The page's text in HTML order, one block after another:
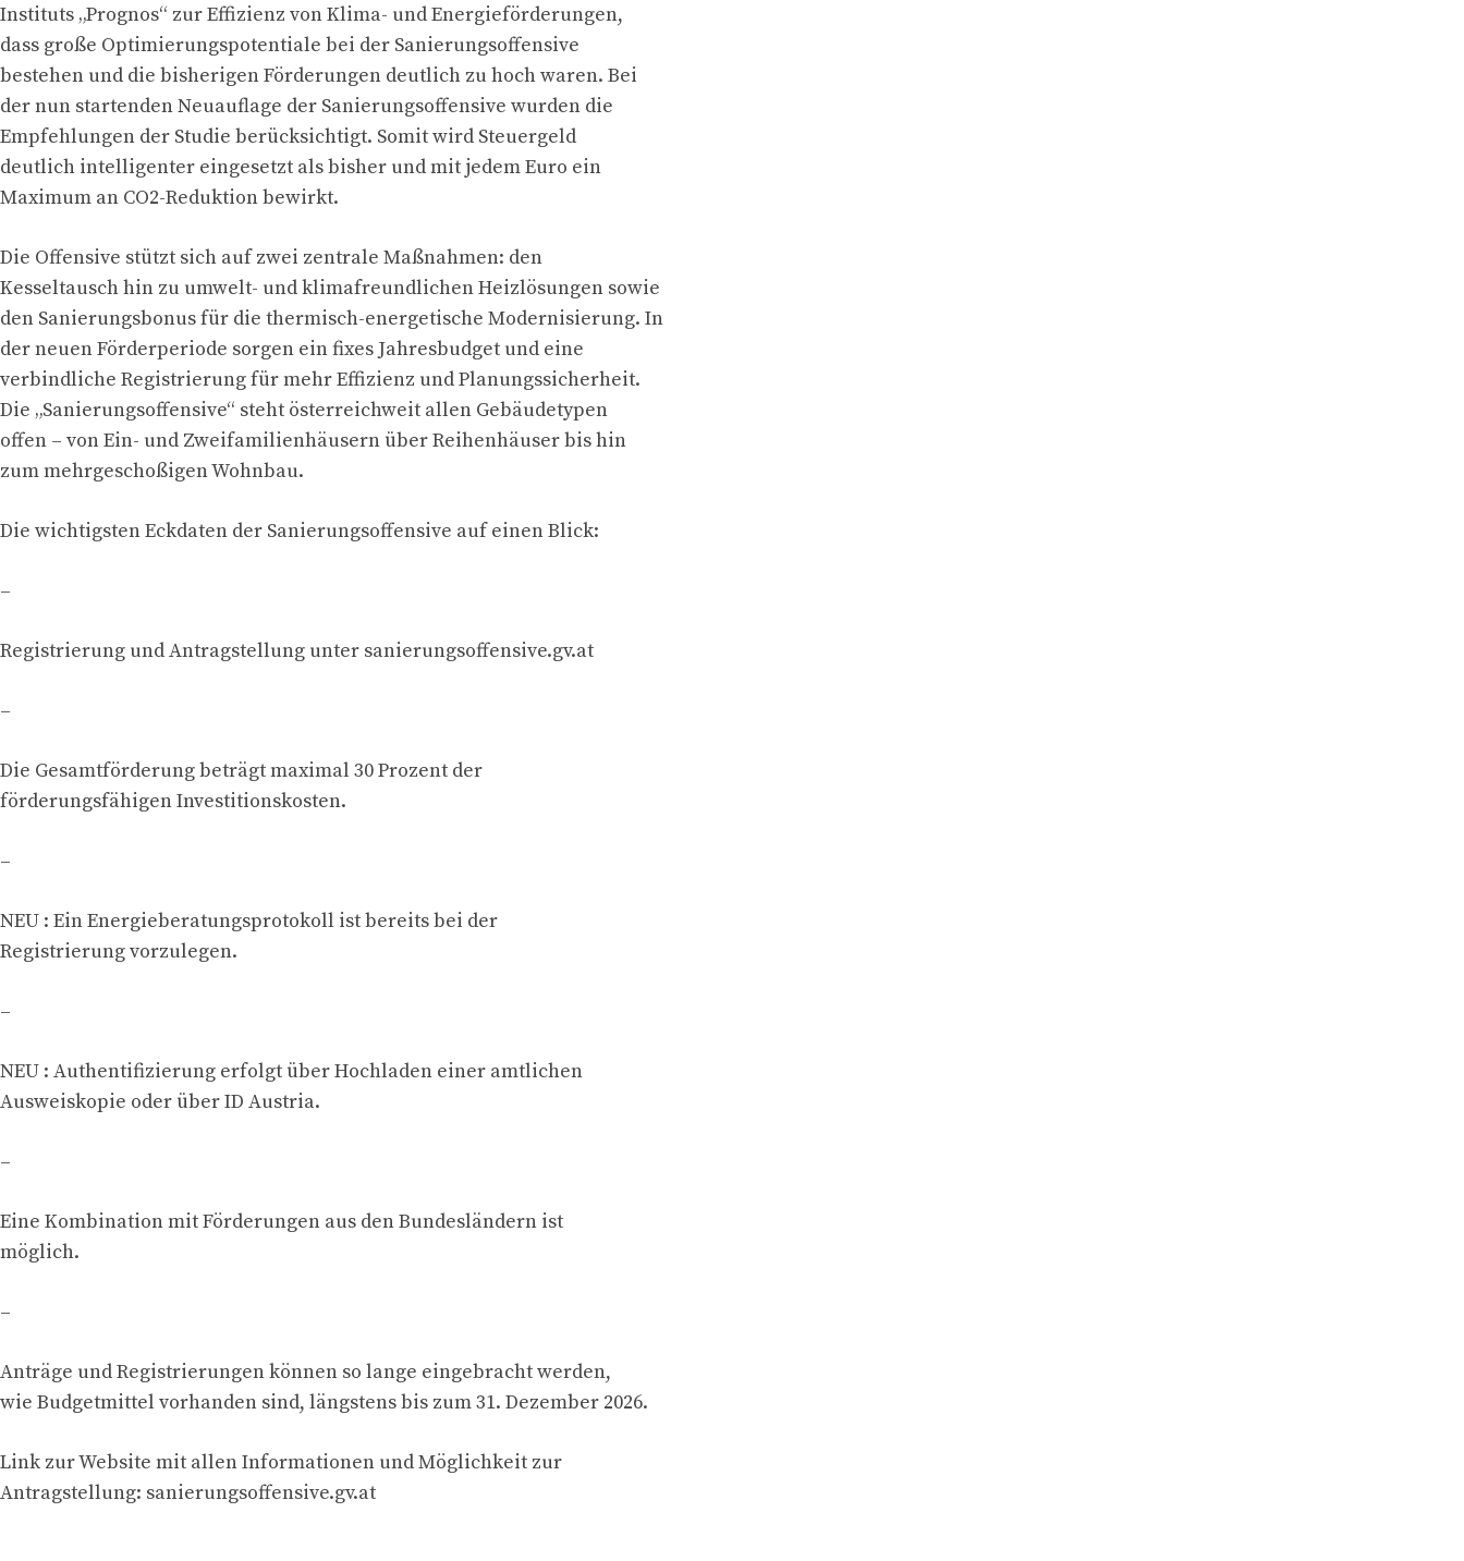
Instituts „Prognos“ zur Effizienz von Klima- und Energieförderungen,
dass große Optimierungspotentiale bei der Sanierungsoffensive
bestehen und die bisherigen Förderungen deutlich zu hoch waren. Bei
der nun startenden Neuauflage der Sanierungsoffensive wurden die
Empfehlungen der Studie berücksichtigt. Somit wird Steuergeld
deutlich intelligenter eingesetzt als bisher und mit jedem Euro ein
Maximum an CO2-Reduktion bewirkt.
Die Offensive stützt sich auf zwei zentrale Maßnahmen: den
Kesseltausch hin zu umwelt- und klimafreundlichen Heizlösungen sowie
den Sanierungsbonus für die thermisch-energetische Modernisierung. In
der neuen Förderperiode sorgen ein fixes Jahresbudget und eine
verbindliche Registrierung für mehr Effizienz und Planungssicherheit.
Die „Sanierungsoffensive“ steht österreichweit allen Gebäudetypen
offen – von Ein- und Zweifamilienhäusern über Reihenhäuser bis hin
zum mehrgeschoßigen Wohnbau.
Die wichtigsten Eckdaten der Sanierungsoffensive auf einen Blick:
–
Registrierung und Antragstellung unter sanierungsoffensive.gv.at
–
Die Gesamtförderung beträgt maximal 30 Prozent der
förderungsfähigen Investitionskosten.
–
NEU : Ein Energieberatungsprotokoll ist bereits bei der
Registrierung vorzulegen.
–
NEU : Authentifizierung erfolgt über Hochladen einer amtlichen
Ausweiskopie oder über ID Austria.
–
Eine Kombination mit Förderungen aus den Bundesländern ist
möglich.
–
Anträge und Registrierungen können so lange eingebracht werden,
wie Budgetmittel vorhanden sind, längstens bis zum 31. Dezember 2026.
Link zur Website mit allen Informationen und Möglichkeit zur
Antragstellung: sanierungsoffensive.gv.at